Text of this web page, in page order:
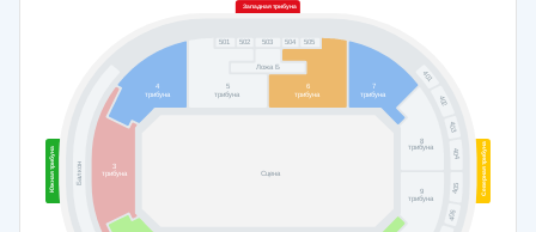
Южная трибуна
Западная трибуна
Северная трибуна
Сцена
Балкон 3
трибуна
4
трибуна
5
трибуна
6
трибуна
7
трибуна
8
трибуна
9
трибуна
Ложа Б
401
402
403
404
405
406
501 502 503 504 505